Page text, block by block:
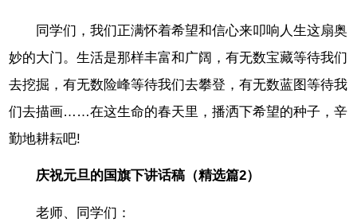
同学们，我们正满怀着希望和信心来叩响人生这扇奥
妙的大门。生活是那样丰富和广阔，有无数宝藏等待我们
去挖掘，有无数险峰等待我们去攀登，有无数蓝图等待我
们去描画……在这生命的春天里，播洒下希望的种子，辛
勤地耕耘吧!
庆祝元旦的国旗下讲话稿（精选篇2）
老师、同学们：